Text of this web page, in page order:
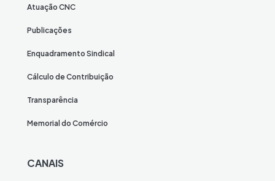
Atuação CNC
Publicações
Enquadramento Sindical
Cálculo de Contribuição
Transparência
Memorial do Comércio
CANAIS